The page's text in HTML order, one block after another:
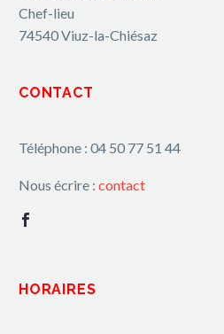
Chef-lieu
74540 Viuz-la-Chiésaz
CONTACT
Téléphone : 04 50 77 51 44
Nous écrire : contact
HORAIRES